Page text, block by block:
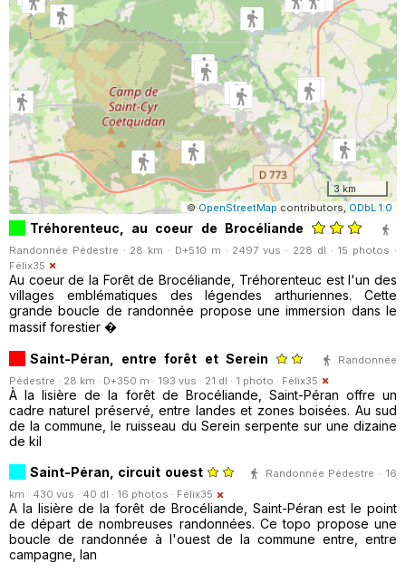
3 km
© OpenStreetMapcontributors, ODbL 1.0
Tréhorenteuc, au coeur de Brocéliande
Randonnée Pédestre · 28 km · D+510 m · 2497 vus · 228 dl · 15 photos ·
Félix35
Au coeur de la Forêt de Brocéliande, Tréhorenteuc est l'un des
villages emblématiques des légendes arthuriennes. Cette
grande boucle de randonnée propose une immersion dans le
massif forestier �
Saint-Péran, entre forêt et Serein
Randonnée
Pédestre · 28 km · D+350 m · 193 vus · 21 dl · 1 photo · Félix35
À la lisière de la forêt de Brocéliande, Saint-Péran offre un
cadre naturel préservé, entre landes et zones boisées. Au sud
de la commune, le ruisseau du Serein serpente sur une dizaine
de kil
Saint-Péran, circuit ouest
Randonnée Pédestre · 16
km · 430 vus · 40 dl · 16 photos · Félix35
A la lisière de la forêt de Brocéliande, Saint-Péran est le point
de départ de nombreuses randonnées. Ce topo propose une
boucle de randonnée à l'ouest de la commune entre, entre
campagne, lan